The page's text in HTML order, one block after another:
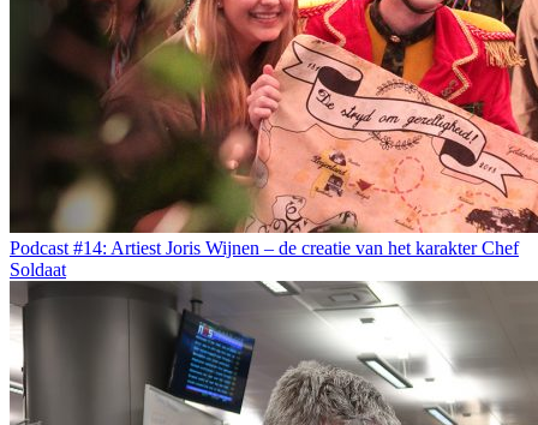
Podcast #14: Artiest Joris Wijnen – de creatie van het karakter Chef
Soldaat